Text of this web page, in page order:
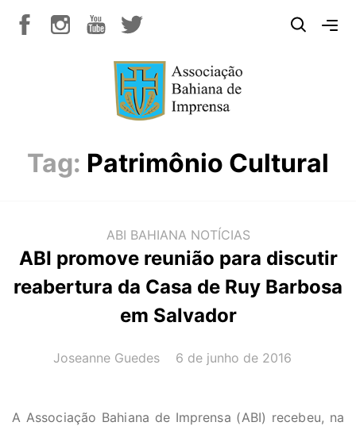
Tag: Patrimônio Cultural
ABI BAHIANA NOTÍCIAS
ABI promove reunião para discutir
reabertura da Casa de Ruy Barbosa
em Salvador
AUTOR(A):
Joseanne Guedes DATA:
6 de junho de 2016
A Associação Bahiana de Imprensa (ABI) recebeu, na